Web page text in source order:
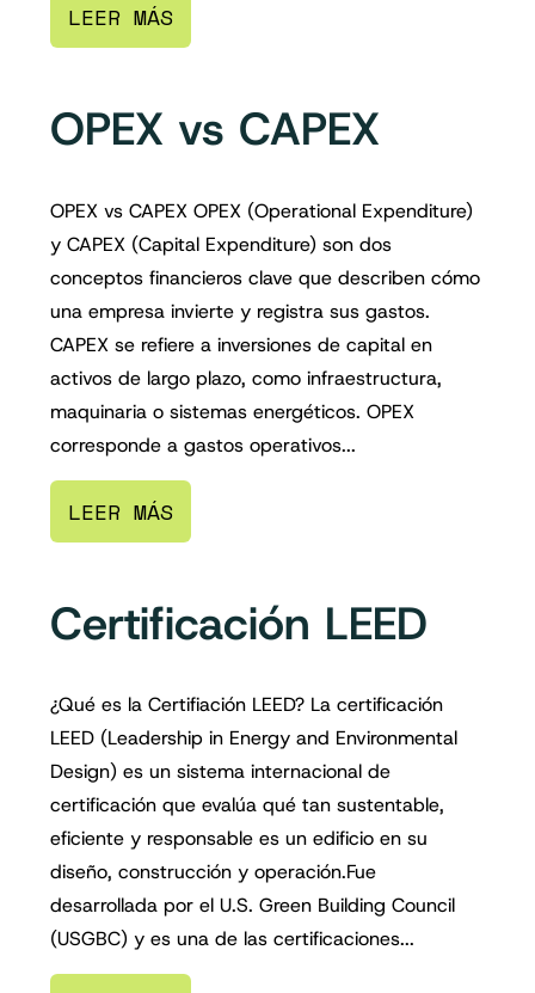
LEER MÁS
OPEX vs CAPEX
OPEX vs CAPEX OPEX (Operational Expenditure)
y CAPEX (Capital Expenditure) son dos
conceptos financieros clave que describen cómo
una empresa invierte y registra sus gastos.
CAPEX se refiere a inversiones de capital en
activos de largo plazo, como infraestructura,
maquinaria o sistemas energéticos. OPEX
corresponde a gastos operativos...
LEER MÁS
Certificación LEED
¿Qué es la Certifiación LEED? La certificación
LEED (Leadership in Energy and Environmental
Design) es un sistema internacional de
certificación que evalúa qué tan sustentable,
eficiente y responsable es un edificio en su
diseño, construcción y operación.Fue
desarrollada por el U.S. Green Building Council
(USGBC) y es una de las certificaciones...